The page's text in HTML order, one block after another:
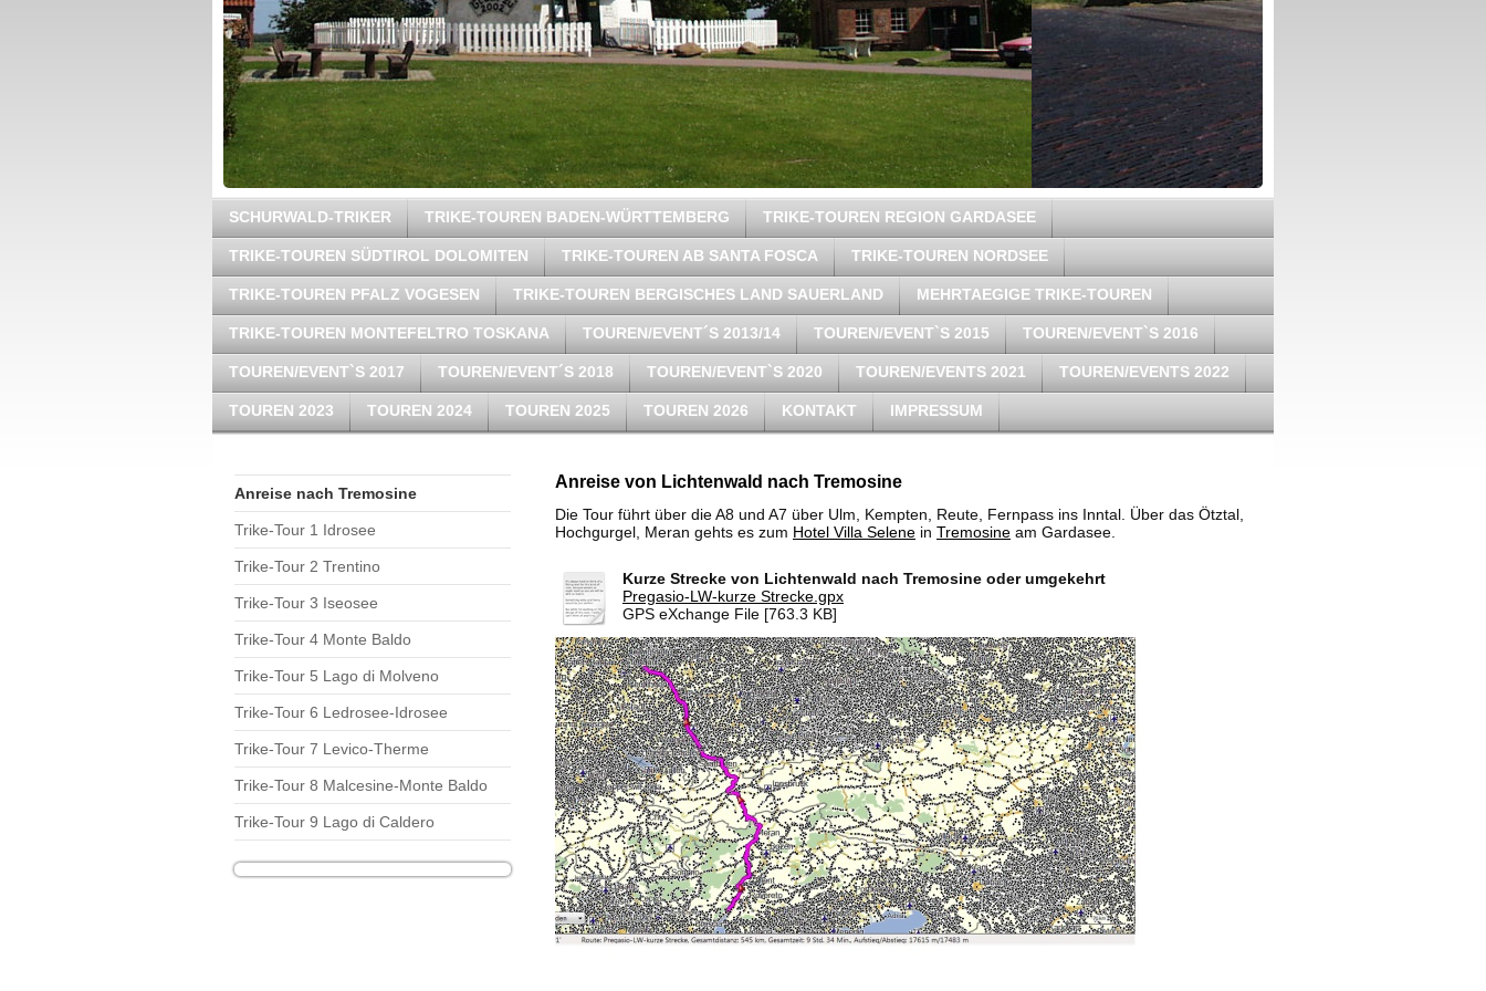
SCHURWALD-TRIKER TRIKE-TOUREN BADEN-WÜRTTEMBERG TRIKE-TOUREN REGION GARDASEE
TRIKE-TOUREN SÜDTIROL DOLOMITEN TRIKE-TOUREN AB SANTA FOSCA TRIKE-TOUREN NORDSEE
TRIKE-TOUREN PFALZ VOGESEN TRIKE-TOUREN BERGISCHES LAND SAUERLAND MEHRTAEGIGE TRIKE-TOUREN
TRIKE-TOUREN MONTEFELTRO TOSKANA TOUREN/EVENT´S 2013/14 TOUREN/EVENT`S 2015 TOUREN/EVENT`S 2016
TOUREN/EVENT`S 2017 TOUREN/EVENT´S 2018 TOUREN/EVENT`S 2020 TOUREN/EVENTS 2021 TOUREN/EVENTS 2022
TOUREN 2023 TOUREN 2024 TOUREN 2025 TOUREN 2026 KONTAKT IMPRESSUM
Anreise nach Tremosine
Trike-Tour 1 Idrosee
Trike-Tour 2 Trentino
Trike-Tour 3 Iseosee
Trike-Tour 4 Monte Baldo
Trike-Tour 5 Lago di Molveno
Trike-Tour 6 Ledrosee-Idrosee
Trike-Tour 7 Levico-Therme
Trike-Tour 8 Malcesine-Monte Baldo
Trike-Tour 9 Lago di Caldero
Anreise von Lichtenwald nach Tremosine
Die Tour führt über die A8 und A7 über Ulm, Kempten, Reute, Fernpass ins Inntal. Über das Ötztal,
Hochgurgel, Meran gehts es zum Hotel Villa Selene in Tremosine am Gardasee.
Kurze Strecke von Lichtenwald nach Tremosine oder umgekehrt
Pregasio-LW-kurze Strecke.gpx
GPS eXchange File [763.3 KB]